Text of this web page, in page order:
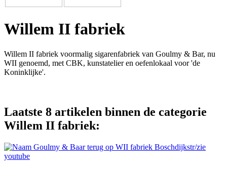
Willem II fabriek
Willem II fabriek voormalig sigarenfabriek van Goulmy & Bar, nu
WII genoemd, met CBK, kunstatelier en oefenlokaal voor 'de
Koninklijke'.
Laatste 8 artikelen binnen de categorie
Willem II fabriek: